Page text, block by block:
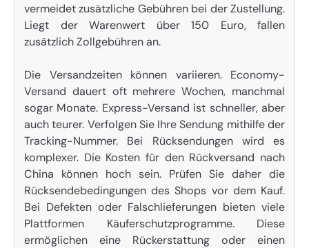
vermeidet zusätzliche Gebühren bei der Zustellung.
Liegt der Warenwert über 150 Euro, fallen
zusätzlich Zollgebühren an.
Die Versandzeiten können variieren. Economy-
Versand dauert oft mehrere Wochen, manchmal
sogar Monate. Express-Versand ist schneller, aber
auch teurer. Verfolgen Sie Ihre Sendung mithilfe der
Tracking-Nummer. Bei Rücksendungen wird es
komplexer. Die Kosten für den Rückversand nach
China können hoch sein. Prüfen Sie daher die
Rücksendebedingungen des Shops vor dem Kauf.
Bei Defekten oder Falschlieferungen bieten viele
Plattformen Käuferschutzprogramme. Diese
ermöglichen eine Rückerstattung oder einen